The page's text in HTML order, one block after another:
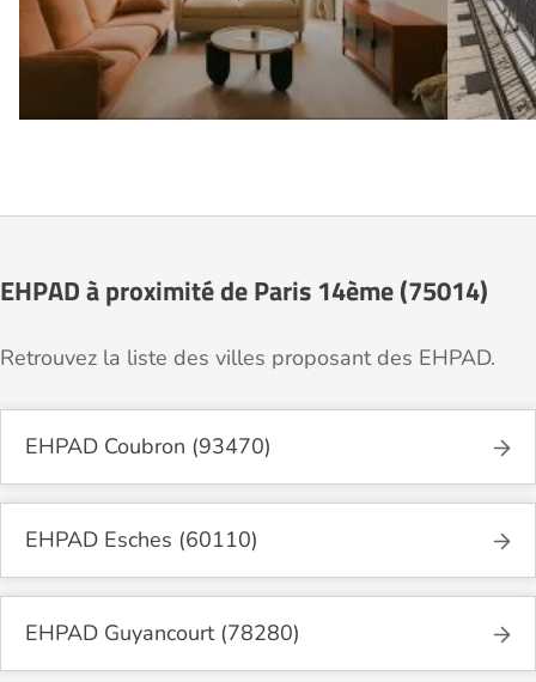
EHPAD à proximité de Paris 14ème (75014)
Retrouvez la liste des villes proposant des EHPAD.
EHPAD Coubron (93470)
EHPAD Esches (60110)
EHPAD Guyancourt (78280)